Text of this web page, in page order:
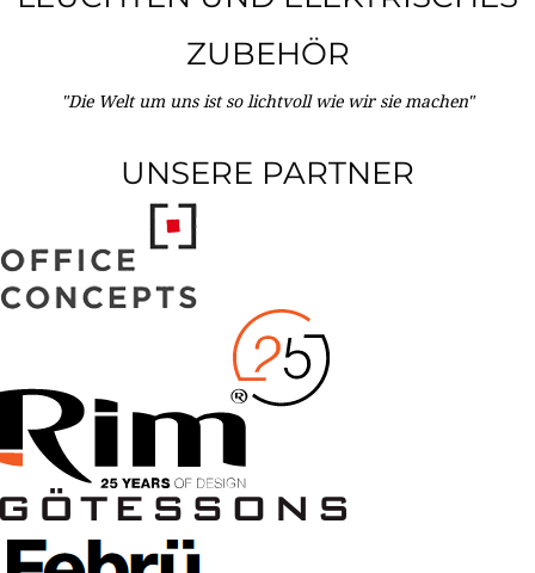
ZUBEHÖR
"Die Welt um uns ist so lichtvoll wie wir sie machen"
UNSERE PARTNER